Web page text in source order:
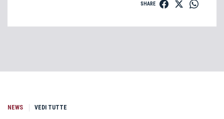
SHARE
NEWS VEDI TUTTE